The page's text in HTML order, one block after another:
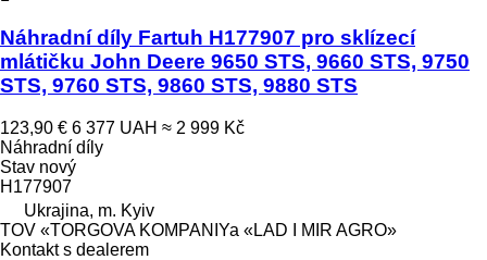
Náhradní díly Fartuh H177907 pro sklízecí
mlátičku John Deere 9650 STS, 9660 STS, 9750
STS, 9760 STS, 9860 STS, 9880 STS
123,90 € 6 377 UAH ≈ 2 999 Kč
Náhradní díly
Stav nový
H177907
Ukrajina, m. Kyiv
TOV «TORGOVA KOMPANIYa «LAD I MIR AGRO»
Kontakt s dealerem